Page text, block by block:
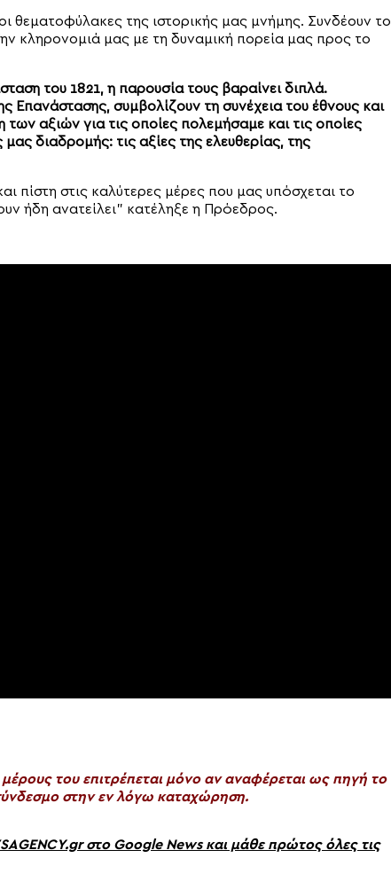
θεματοφύλακες της ιστορικής μας μνήμης. Συνδέουν το
κληρονομιά μας με τη δυναμική πορεία μας προς το
του 1821, η παρουσία τους βαραίνει διπλά.
Επανάστασης, συμβολίζουν τη συνέχεια του έθνους και
αξιών για τις οποίες πολεμήσαμε και τις οποίες
διαδρομής: τις αξίες της ελευθερίας, της
πίστη στις καλύτερες μέρες που μας υπόσχεται το
ήδη ανατείλει” κατέληξε η Πρόεδρος.
του επιτρέπεται μόνο αν αναφέρεται ως πηγή το
στην εν λόγω καταχώρηση.
στο Google News και μάθε πρώτος όλες τις